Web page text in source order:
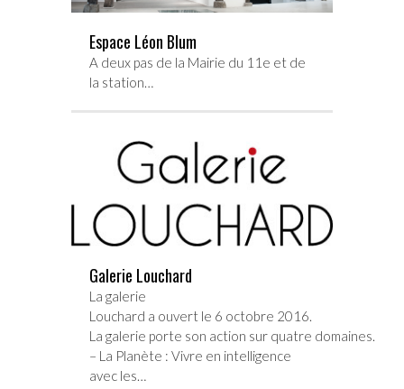
Espace Léon Blum
A deux pas de la Mairie du 11e et de
la station…
Galerie Louchard
La galerie
Louchard a ouvert le 6 octobre 2016.
La galerie porte son action sur quatre domaines.
– La Planète : Vivre en intelligence
avec les…